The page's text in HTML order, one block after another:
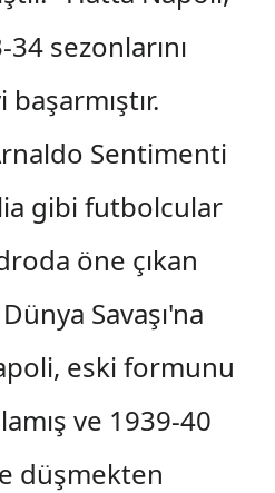
sezonlarını
Sentimenti
gibi futbolcular
öne çıkan
Savaşı'na
eski formunu
ve 1939-40
düşmekten